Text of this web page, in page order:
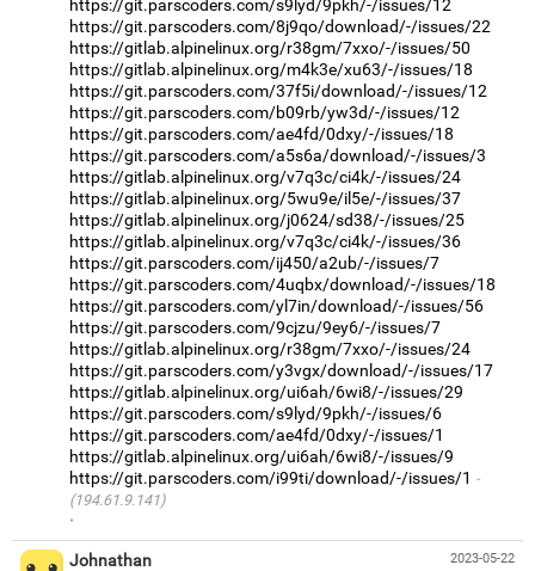
https://git.parscoders.com/s9lyd/9pkh/-/issues/12
https://git.parscoders.com/8j9qo/download/-/issues/22
https://gitlab.alpinelinux.org/r38gm/7xxo/-/issues/50
https://gitlab.alpinelinux.org/m4k3e/xu63/-/issues/18
https://git.parscoders.com/37f5i/download/-/issues/12
https://git.parscoders.com/b09rb/yw3d/-/issues/12
https://git.parscoders.com/ae4fd/0dxy/-/issues/18
https://git.parscoders.com/a5s6a/download/-/issues/3
https://gitlab.alpinelinux.org/v7q3c/ci4k/-/issues/24
https://gitlab.alpinelinux.org/5wu9e/il5e/-/issues/37
https://gitlab.alpinelinux.org/j0624/sd38/-/issues/25
https://gitlab.alpinelinux.org/v7q3c/ci4k/-/issues/36
https://git.parscoders.com/ij450/a2ub/-/issues/7
https://git.parscoders.com/4uqbx/download/-/issues/18
https://git.parscoders.com/yl7in/download/-/issues/56
https://git.parscoders.com/9cjzu/9ey6/-/issues/7
https://gitlab.alpinelinux.org/r38gm/7xxo/-/issues/24
https://git.parscoders.com/y3vgx/download/-/issues/17
https://gitlab.alpinelinux.org/ui6ah/6wi8/-/issues/29
https://git.parscoders.com/s9lyd/9pkh/-/issues/6
https://git.parscoders.com/ae4fd/0dxy/-/issues/1
https://gitlab.alpinelinux.org/ui6ah/6wi8/-/issues/9
https://git.parscoders.com/i99ti/download/-/issues/1
(194.61.9.141)
·
2023-05-22
Johnathan